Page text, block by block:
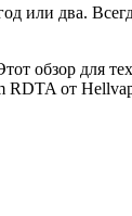
или два.
обзор для
RDTA от